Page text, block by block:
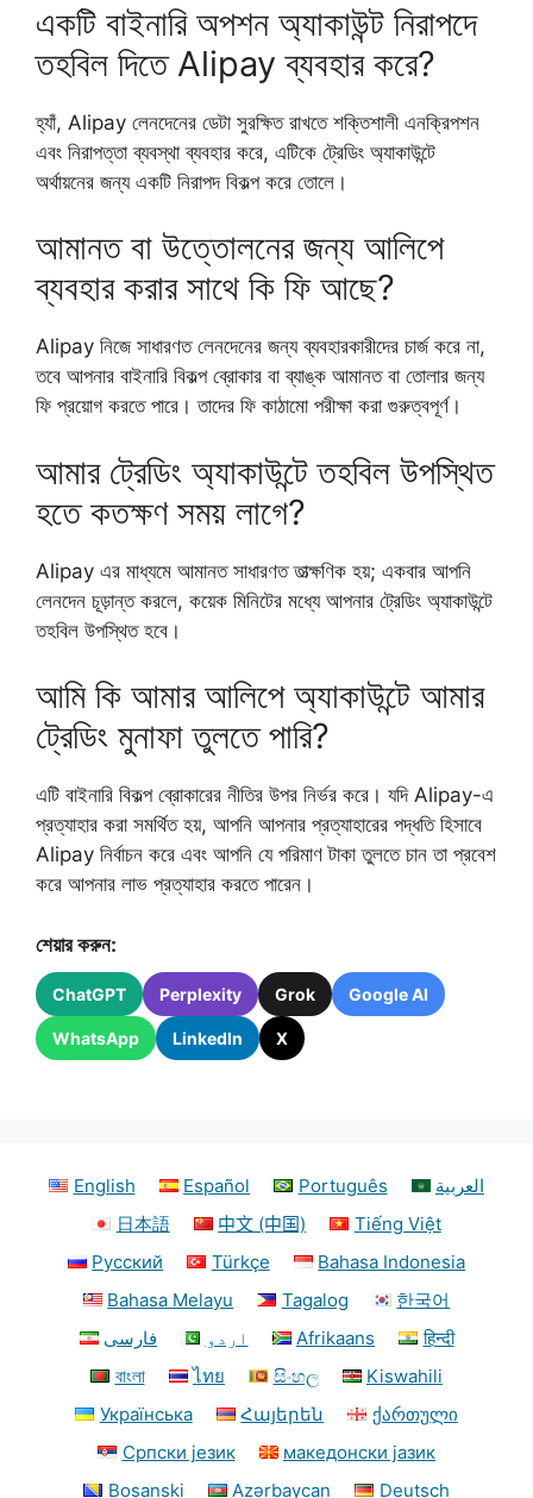
একটি বাইনারি অপশন অ্যাকাউন্ট নিরাপদে
তহবিল দিতে Alipay ব্যবহার করে?
হ্যাঁ, Alipay লেনদেনের ডেটা সুরক্ষিত রাখতে শক্তিশালী এনক্রিপশন
এবং নিরাপত্তা ব্যবস্থা ব্যবহার করে, এটিকে ট্রেডিং অ্যাকাউন্টে
অর্থায়নের জন্য একটি নিরাপদ বিকল্প করে তোলে।
আমানত বা উত্তোলনের জন্য আলিপে
ব্যবহার করার সাথে কি ফি আছে?
Alipay নিজে সাধারণত লেনদেনের জন্য ব্যবহারকারীদের চার্জ করে না,
তবে আপনার বাইনারি বিকল্প ব্রোকার বা ব্যাঙ্ক আমানত বা তোলার জন্য
ফি প্রয়োগ করতে পারে। তাদের ফি কাঠামো পরীক্ষা করা গুরুত্বপূর্ণ।
আমার ট্রেডিং অ্যাকাউন্টে তহবিল উপস্থিত
হতে কতক্ষণ সময় লাগে?
Alipay এর মাধ্যমে আমানত সাধারণত তাত্ক্ষণিক হয়; একবার আপনি
লেনদেন চূড়ান্ত করলে, কয়েক মিনিটের মধ্যে আপনার ট্রেডিং অ্যাকাউন্টে
তহবিল উপস্থিত হবে।
আমি কি আমার আলিপে অ্যাকাউন্টে আমার
ট্রেডিং মুনাফা তুলতে পারি?
এটি বাইনারি বিকল্প ব্রোকারের নীতির উপর নির্ভর করে। যদি Alipay-এ
প্রত্যাহার করা সমর্থিত হয়, আপনি আপনার প্রত্যাহারের পদ্ধতি হিসাবে
Alipay নির্বাচন করে এবং আপনি যে পরিমাণ টাকা তুলতে চান তা প্রবেশ
করে আপনার লাভ প্রত্যাহার করতে পারেন।
শেয়ার করুন:
ChatGPT Perplexity Grok Google AI
WhatsApp LinkedIn X
English Español Português
العربية
日本語
中文 (中国)
Tiếng Việt
Русский
Türkçe
Bahasa Indonesia
Bahasa Melayu
Tagalog
한국어
فارسی
اردو Afrikaans
हिन्दी
বাংলা
ไทย සිංහල
Kiswahili
Українська
Հայերեն
ქართული
Српски језик
македонски јазик
Bosanski
Azərbaycan Deutsch